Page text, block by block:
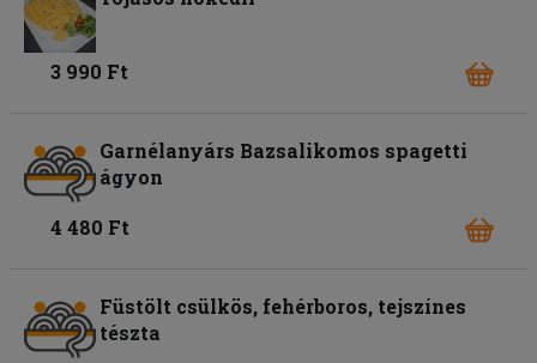
3 990 Ft
Garnélanyárs Bazsalikomos spagetti
ágyon
4 480 Ft
Füstölt csülkös, fehérboros, tejszínes
tészta